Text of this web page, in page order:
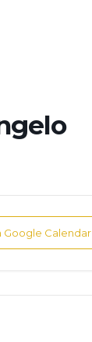
Google Calendar